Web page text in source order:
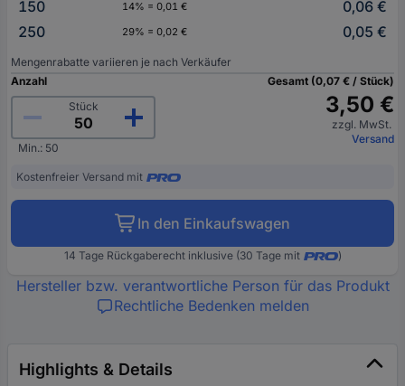
150 14% = 0,01 €
0,06 €
250
29% = 0,02 € 0,05 €
Mengenrabatte variieren je nach Verkäufer
Anzahl
Stück
Min.: 50
Gesamt (0,07 € / Stück)
3,50 €
zzgl. MwSt.
Versand
Kostenfreier Versand mit
In den Einkaufswagen
14 Tage Rückgaberecht inklusive (30 Tage mit )
Hersteller bzw. verantwortliche Person für das Produkt
Rechtliche Bedenken melden
Highlights & Details